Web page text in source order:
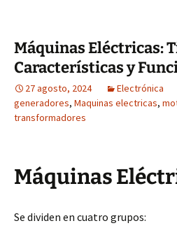
Máquinas Eléctricas:
Características y
27 agosto, 2024 Electrónica
generadores, Maquinas electricas,
transformadores
Máquinas
Se dividen en cuatro grupos: